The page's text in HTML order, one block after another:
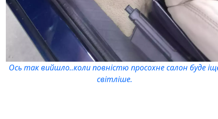
Ось так вийшло..коли повністю просохне салон буде
світліше.